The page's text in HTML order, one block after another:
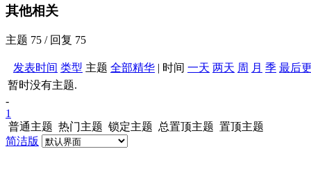
其他相关
主题 75 / 回复 75
发表时间 类型 主题 全部精华 | 时间 一天 两天 周 月 季 最后
暂时没有主题.
-
1
普通主题 热门主题 锁定主题 总置顶主题 置顶主题
简洁版